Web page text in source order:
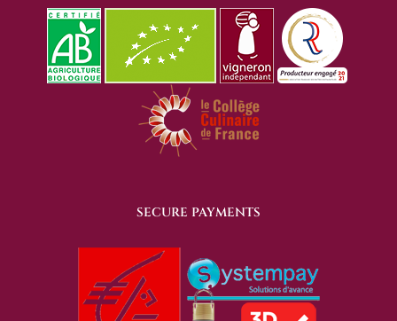
SECURE PAYMENTS